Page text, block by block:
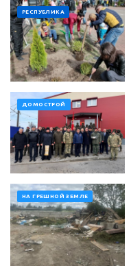
РЕСПУБЛИКА
ДОМОСТРОЙ
НА ГРЕШНОЙ ЗЕМЛЕ